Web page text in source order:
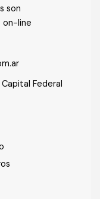
son
on-line
Federal